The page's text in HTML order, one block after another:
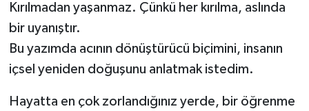
Kırılmadan yaşanmaz. Çünkü her kırılma, aslında
bir uyanıştır.
Bu yazımda acının dönüştürücü biçimini, insanın
içsel yeniden doğuşunu anlatmak istedim.
Hayatta en çok zorlandığınız yerde, bir öğrenme
Teknoloji